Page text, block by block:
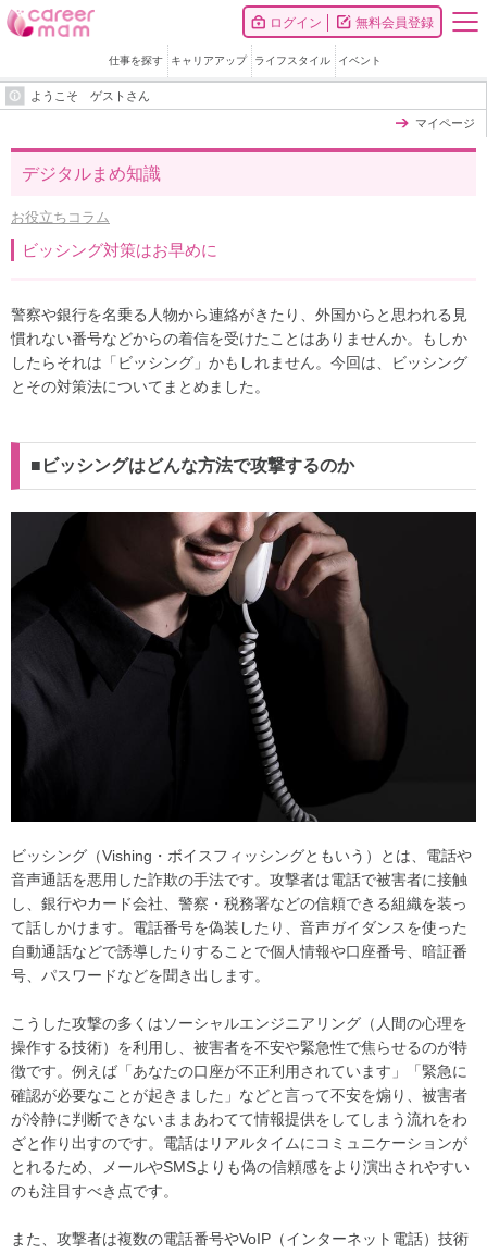
ログイン 無料会員登録
仕事を探す キャリアアップ ライフスタイル イベント
ようこそ ゲストさん
マイページ
デジタルまめ知識
お役立ちコラム
ビッシング対策はお早めに
警察や銀行を名乗る人物から連絡がきたり、外国からと思われる見
慣れない番号などからの着信を受けたことはありませんか。もしか
したらそれは「ビッシング」かもしれません。今回は、ビッシング
とその対策法についてまとめました。
■ビッシングはどんな方法で攻撃するのか
ビッシング（Vishing・ボイスフィッシングともいう）とは、電話や
音声通話を悪用した詐欺の手法です。攻撃者は電話で被害者に接触
し、銀行やカード会社、警察・税務署などの信頼できる組織を装っ
て話しかけます。電話番号を偽装したり、音声ガイダンスを使った
自動通話などで誘導したりすることで個人情報や口座番号、暗証番
号、パスワードなどを聞き出します。
こうした攻撃の多くはソーシャルエンジニアリング（人間の心理を
操作する技術）を利用し、被害者を不安や緊急性で焦らせるのが特
徴です。例えば「あなたの口座が不正利用されています」「緊急に
確認が必要なことが起きました」などと言って不安を煽り、被害者
が冷静に判断できないままあわてて情報提供をしてしまう流れをわ
ざと作り出すのです。電話はリアルタイムにコミュニケーションが
とれるため、メールやSMSよりも偽の信頼感をより演出されやすい
のも注目すべき点です。
また、攻撃者は複数の電話番号やVoIP（インターネット電話）技術